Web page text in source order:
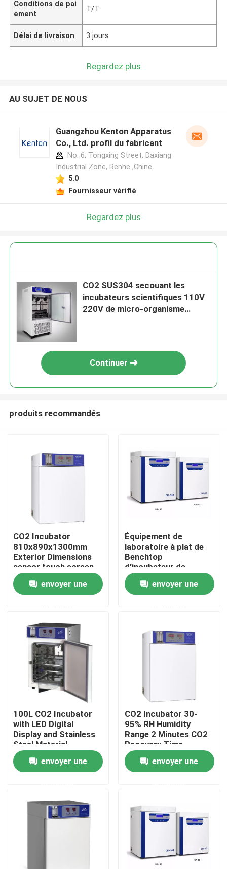
Accueil
Contacts
Produits
Un four plus sec de laboratoire
Four de séchage industriel
Incubateur thermostatique
Incubateur de refroidissement
Conditions de pai
ement
T/T
Délai de livraison 3 jours
Regardez plus
AU SUJET DE NOUS
Guangzhou Kenton Apparatus
Co., Ltd. profil du fabricant
No. 6, Tongxing Street, Daxiang
Industrial Zone, Renhe ,Chine
5.0
Fournisseur vérifié
Regardez plus
CO2 SUS304 secouant les
incubateurs scientifiques 110V
220V de micro-organisme
Continuer
produits recommandés
CO2 Incubator
810x890x1300mm
Exterior Dimensions
sensor touch screen
envoyer une
Équipement de
laboratoire à plat de
Benchtop
d'incubateur de
culture cellulaire de
CO2 grand pour la
médecine de
envoyer une
100L CO2 Incubator
with LED Digital
Display and Stainless
Steel Material
envoyer une
CO2 Incubator 30-
95% RH Humidity
Range 2 Minutes CO2
Recovery Time
810x890x1300mm
Exterior Dimensions
envoyer une